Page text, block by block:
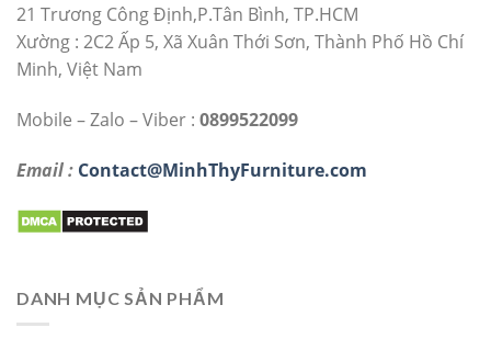
21 Trương Công Định,P.Tân Bình, TP.HCM
Xường : 2C2 Ấp 5, Xã Xuân Thới Sơn, Thành Phố Hồ Chí
Minh, Việt Nam
Mobile – Zalo – Viber : 0899522099
Email : Contact@MinhThyFurniture.com
DANH MỤC SẢN PHẨM